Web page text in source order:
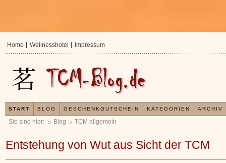
Sie sind hier: Blog TCM allgemein
Entstehung von Wut aus Sicht der TCM
Home Wellnesshotel Impressum
START BLOG GESCHENKGUTSCHEIN KATEGORIEN ARCHIV